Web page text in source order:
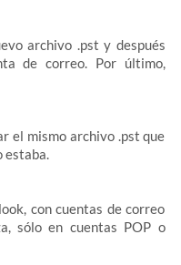
archivo .pst y después
de correo. Por último,
el mismo archivo .pst que
estaba.
con cuentas de correo
sólo en cuentas POP o